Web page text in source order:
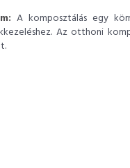
A komposztálás egy
Az otthoni